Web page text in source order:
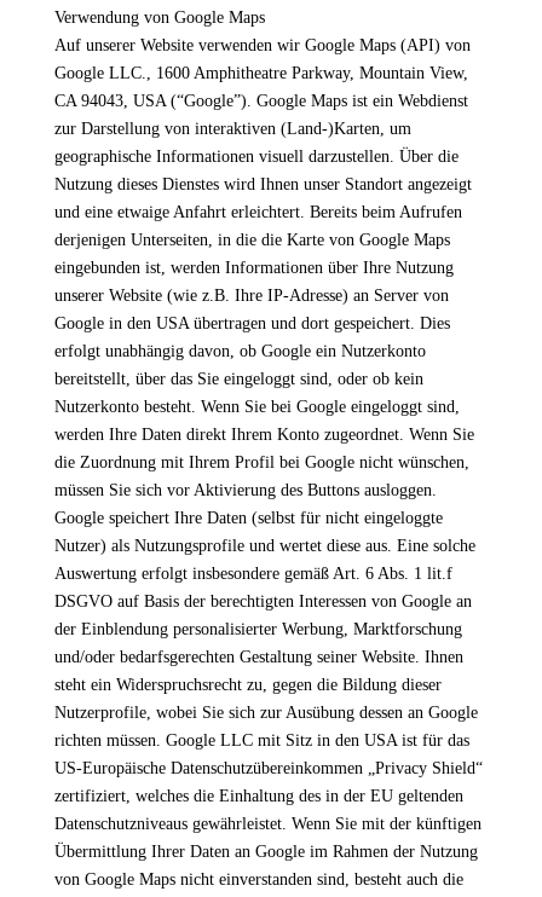
Verwendung von Google Maps
Auf unserer Website verwenden wir Google Maps (API) von
Google LLC., 1600 Amphitheatre Parkway, Mountain View,
CA 94043, USA (“Google”). Google Maps ist ein Webdienst
zur Darstellung von interaktiven (Land-)Karten, um
geographische Informationen visuell darzustellen. Über die
Nutzung dieses Dienstes wird Ihnen unser Standort angezeigt
und eine etwaige Anfahrt erleichtert. Bereits beim Aufrufen
derjenigen Unterseiten, in die die Karte von Google Maps
eingebunden ist, werden Informationen über Ihre Nutzung
unserer Website (wie z.B. Ihre IP-Adresse) an Server von
Google in den USA übertragen und dort gespeichert. Dies
erfolgt unabhängig davon, ob Google ein Nutzerkonto
bereitstellt, über das Sie eingeloggt sind, oder ob kein
Nutzerkonto besteht. Wenn Sie bei Google eingeloggt sind,
werden Ihre Daten direkt Ihrem Konto zugeordnet. Wenn Sie
die Zuordnung mit Ihrem Profil bei Google nicht wünschen,
müssen Sie sich vor Aktivierung des Buttons ausloggen.
Google speichert Ihre Daten (selbst für nicht eingeloggte
Nutzer) als Nutzungsprofile und wertet diese aus. Eine solche
Auswertung erfolgt insbesondere gemäß Art. 6 Abs. 1 lit.f
DSGVO auf Basis der berechtigten Interessen von Google an
der Einblendung personalisierter Werbung, Marktforschung
und/oder bedarfsgerechten Gestaltung seiner Website. Ihnen
steht ein Widerspruchsrecht zu, gegen die Bildung dieser
Nutzerprofile, wobei Sie sich zur Ausübung dessen an Google
richten müssen. Google LLC mit Sitz in den USA ist für das
US-Europäische Datenschutzübereinkommen „Privacy Shield“
zertifiziert, welches die Einhaltung des in der EU geltenden
Datenschutzniveaus gewährleistet. Wenn Sie mit der künftigen
Übermittlung Ihrer Daten an Google im Rahmen der Nutzung
von Google Maps nicht einverstanden sind, besteht auch die